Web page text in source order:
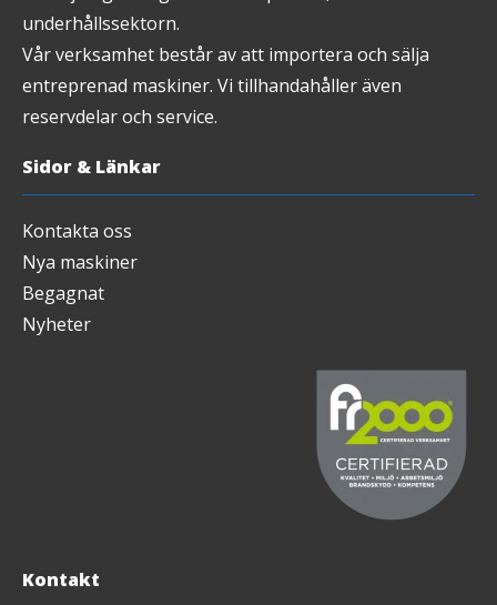
underhållssektorn.
Vår verksamhet består av att importera och sälja
entreprenad maskiner. Vi tillhandahåller även
reservdelar och service.
Sidor & Länkar
Kontakta oss
Nya maskiner
Begagnat
Nyheter
Kontakt